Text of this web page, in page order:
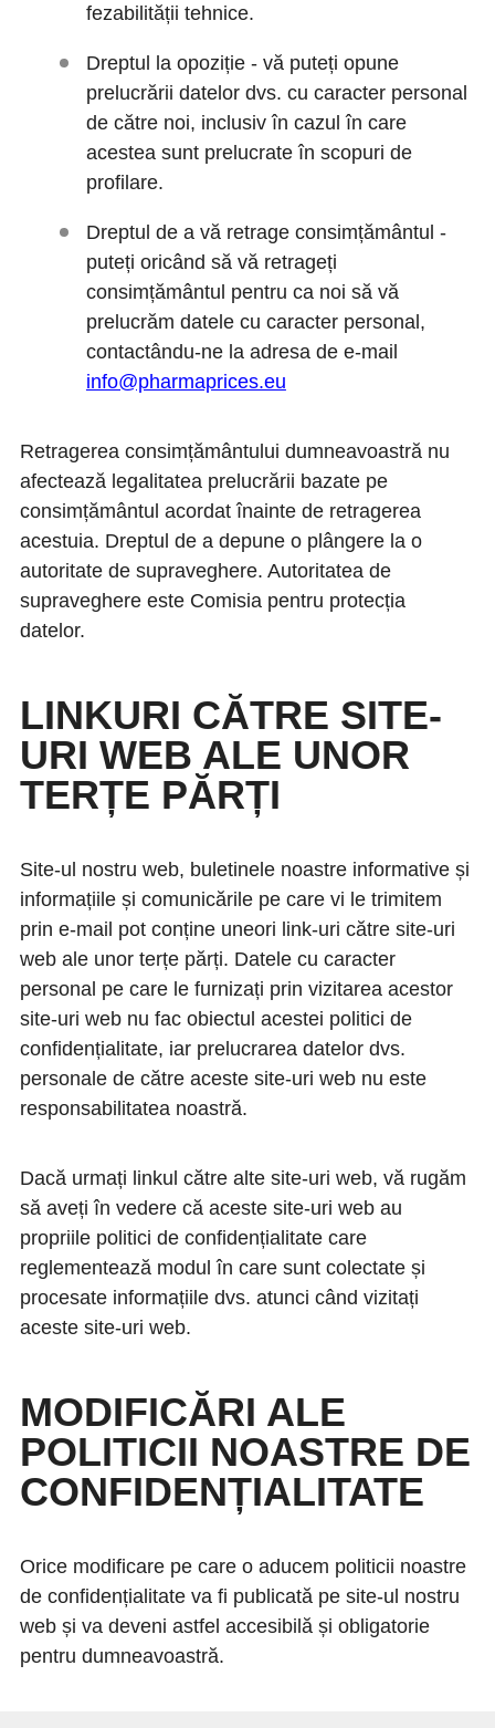
fezabilității tehnice.
Dreptul la opoziție - vă puteți opune
prelucrării datelor dvs. cu caracter personal
de către noi, inclusiv în cazul în care
acestea sunt prelucrate în scopuri de
profilare.
Dreptul de a vă retrage consimțământul -
puteți oricând să vă retrageți
consimțământul pentru ca noi să vă
prelucrăm datele cu caracter personal,
contactându-ne la adresa de e-mail
info@pharmaprices.eu
Retragerea consimțământului dumneavoastră nu
afectează legalitatea prelucrării bazate pe
consimțământul acordat înainte de retragerea
acestuia. Dreptul de a depune o plângere la o
autoritate de supraveghere. Autoritatea de
supraveghere este Comisia pentru protecția
datelor.
LINKURI CĂTRE SITE-
URI WEB ALE UNOR
TERȚE PĂRȚI
Site-ul nostru web, buletinele noastre informative și
informațiile și comunicările pe care vi le trimitem
prin e-mail pot conține uneori link-uri către site-uri
web ale unor terțe părți. Datele cu caracter
personal pe care le furnizați prin vizitarea acestor
site-uri web nu fac obiectul acestei politici de
confidențialitate, iar prelucrarea datelor dvs.
personale de către aceste site-uri web nu este
responsabilitatea noastră.
Dacă urmați linkul către alte site-uri web, vă rugăm
să aveți în vedere că aceste site-uri web au
propriile politici de confidențialitate care
reglementează modul în care sunt colectate și
procesate informațiile dvs. atunci când vizitați
aceste site-uri web.
MODIFICĂRI ALE
POLITICII NOASTRE DE
CONFIDENȚIALITATE
Orice modificare pe care o aducem politicii noastre
de confidențialitate va fi publicată pe site-ul nostru
web și va deveni astfel accesibilă și obligatorie
pentru dumneavoastră.